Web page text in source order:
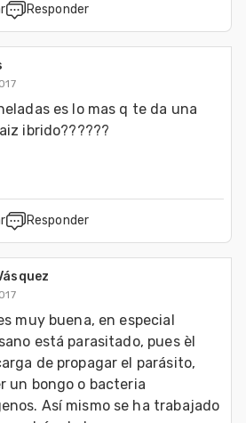
Responder
es lo mas q te da una
ibrido??????
Responder
muy buena, en especial
está parasitado, pues èl
de propagar el parásito,
un bongo o bacteria
Así mismo se ha trabajado